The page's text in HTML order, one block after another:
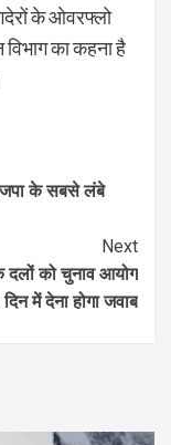
के ओवरफ्लो
का कहना है
के सबसे लंबे
Next
को चुनाव आयोग
में देना होगा जवाब